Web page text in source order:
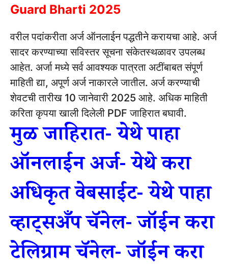
Guard Bharti 2025
वरील पदांकरीता अर्ज ऑनलाईन पद्धतीने करायचा आहे. अर्ज
सादर करण्याच्या सविस्तर सूचना संकेतस्थळावर उपलब्ध
आहेत. अर्जा मध्ये सर्व आवश्यक पात्रता अटींबाबत संपूर्ण
माहिती द्या, अपूर्ण अर्ज नाकारले जातील. अर्ज करण्याची
शेवटची तारीख 10 जानेवारी 2025 आहे. अधिक माहिती
करिता कृपया खाली दिलेली PDF जाहिरात बघावी.
मुळ जाहिरात- येथे पाहा
ऑनलाईन अर्ज- येथे करा
अधिकृत वेबसाईट- येथे पाहा
व्हाट्सअँप चॅनेल- जॉईन करा
टेलिग्राम चॅनेल- जॉईन करा